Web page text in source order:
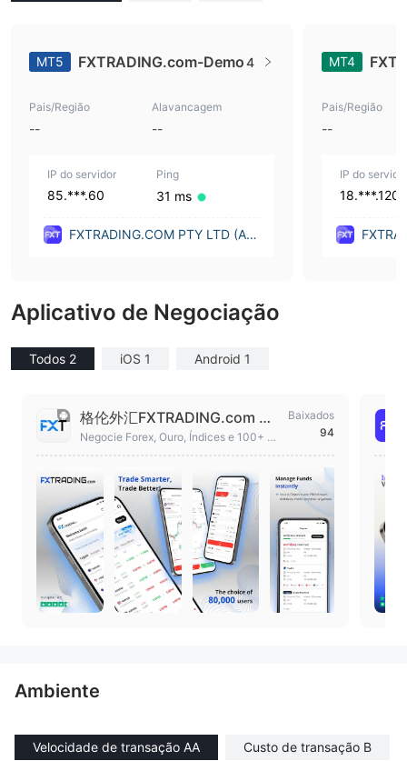
MT5 FXTRADING.com-Demo4
Pais/Região
--
Alavancagem
--
IP do servidor
85.***.60
Ping
31 ms
FXTRADING.COM PTY LTD (Aus
MT4
Pais/Região
--
IP do
18.***.120
Aplicativo de Negociação
Todos 2 iOS 1 Android 1
格伦外汇FXTRADING.com 外
汇、黄金及差价合约交易
Negocie Forex, Ouro, Índices e 100+ CF
Baixados
94
Ambiente
Velocidade de transação AA Custo de transação B